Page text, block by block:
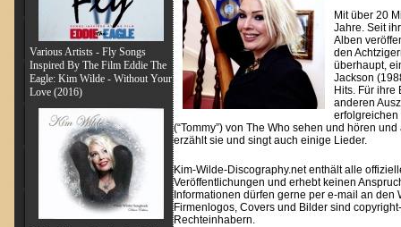
Various Artists - Fly Songs
Inspired By The Film Eddie The
Eagle: Kim Wilde - Without Your
Love (2016)
Mit über 20
Jahre. Seit
Alben
den
überhaupt,
Jackson
Hits. Für
anderen
erfolgreichen
(“Tommy”) von The Who sehen und hören
erzählt sie und singt auch einige Lieder.
Kim-Wilde-Discography.net enthält alle
Veröffentlichungen und erhebt keinen
Informationen dürfen gerne per e-mail an
Firmenlogos, Covers und Bilder sind
Rechteinhabern.